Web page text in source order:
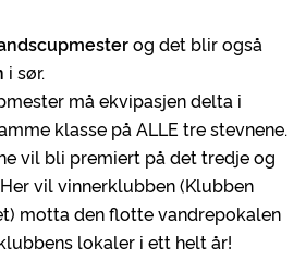
og det blir også
i sør.
må ekvipasjen delta i
klasse på ALLE tre stevnene.
vil bli premiert på det tredje og
vil vinnerklubben (Klubben
motta den flotte vandrepokalen
lokaler i ett helt år!